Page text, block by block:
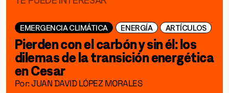
EMERGENCIA CLIMÁTICA ENERGÍA ARTÍCULOS
Pierden con el carbón y sin él: los
dilemas de la transición energética
en Cesar
Por: JUAN DAVID LÓPEZ MORALES